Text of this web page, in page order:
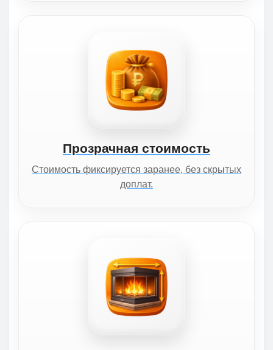
Прозрачная стоимость
Стоимость фиксируется заранее, без скрытых
доплат.